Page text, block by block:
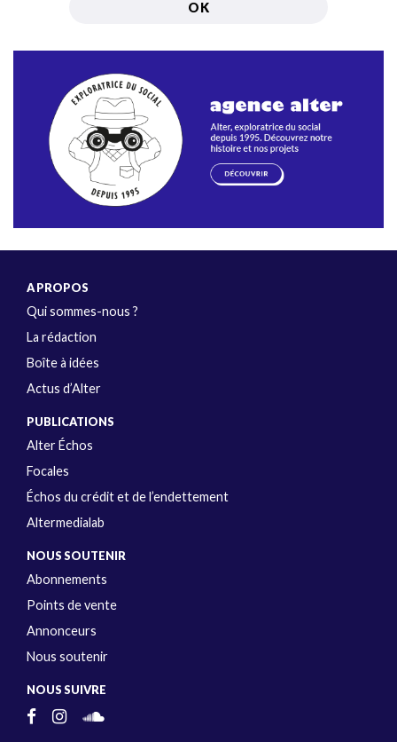
A PROPOS
Qui sommes-nous ?
La rédaction
Boîte à idées
Actus d’Alter
PUBLICATIONS
Alter Échos
Focales
Échos du crédit et de l’endettement
Altermedialab
NOUS SOUTENIR
Abonnements
Points de vente
Annonceurs
Nous soutenir
NOUS SUIVRE